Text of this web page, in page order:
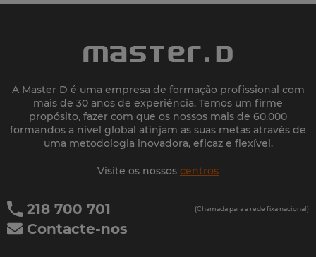
A Master D é uma empresa de formação profissional com
mais de 30 anos de experiência. Temos um firme
propósito, fazer com que os nossos mais de 60.000
formandos a nível global atinjam as suas metas através de
uma metodologia inovadora, eficaz e flexível.
Visite os nossos centros
218 700 701 (Chamada para a rede fixa nacional)
Contacte-nos